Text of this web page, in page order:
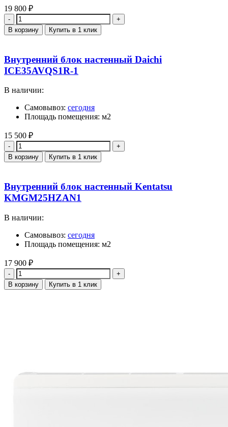
19 800 ₽
Количество
В корзину Купить в 1 клик
Внутренний блок настенный Daichi
ICE35AVQS1R-1
В наличии:
Самовывоз: сегодня
Площадь помещения: м2
15 500 ₽
Количество
В корзину Купить в 1 клик
Внутренний блок настенный Kentatsu
KMGM25HZAN1
В наличии:
Самовывоз: сегодня
Площадь помещения: м2
17 900 ₽
Количество
В корзину Купить в 1 клик